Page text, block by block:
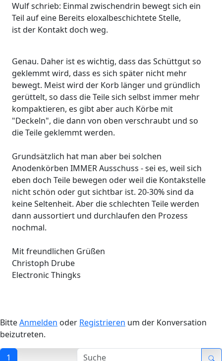
Wulf schrieb: Einmal zwischendrin bewegt sich ein
Teil auf eine Bereits eloxalbeschichtete Stelle,
ist der Kontakt doch weg.
Genau. Daher ist es wichtig, dass das Schüttgut so
geklemmt wird, dass es sich später nicht mehr
bewegt. Meist wird der Korb länger und gründlich
gerüttelt, so dass die Teile sich selbst immer mehr
kompaktieren, es gibt aber auch Körbe mit
"Deckeln", die dann von oben verschraubt und so
die Teile geklemmt werden.
Grundsätzlich hat man aber bei solchen
Anodenkörben IMMER Ausschuss - sei es, weil sich
eben doch Teile bewegen oder weil die Kontakstelle
nicht schön oder gut sichtbar ist. 20-30% sind da
keine Seltenheit. Aber die schlechten Teile werden
dann aussortiert und durchlaufen den Prozess
nochmal.
Mit freundlichen Grüßen
Christoph Drube
Electronic Thingks
BitteAnmelden oder Registrieren um der Konversation
beizutreten.
1